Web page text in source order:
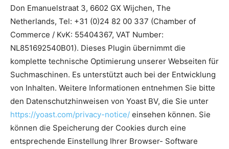
Don Emanuelstraat 3, 6602 GX Wijchen, The
Netherlands, Tel: +31 (0)24 82 00 337 (Chamber of
Commerce / KvK: 55404367, VAT Number:
NL851692540B01). Dieses Plugin übernimmt die
komplette technische Optimierung unserer Webseiten für
Suchma­schinen. Es unterstützt auch bei der Entwicklung
von Inhalten. Weitere Informationen entnehmen Sie bitte
den Datenschutzhinweisen von Yoast BV, die Sie unter
https://yoast.com/privacy-notice/ einsehen können. Sie
können die Speicherung der Cookies durch eine
entsprechende Einstellung Ihrer Browser- Software